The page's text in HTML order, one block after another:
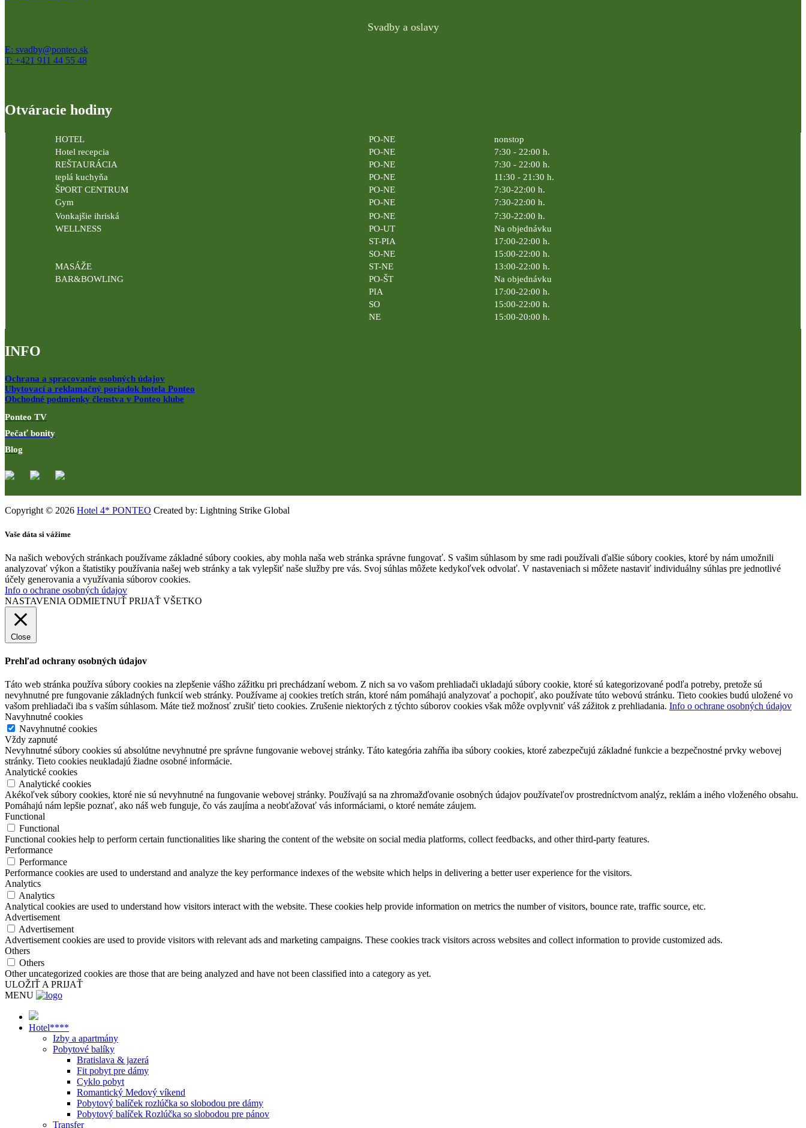
Svadby a oslavy
E: svadby@ponteo.sk
T: +421 911 44 55 48
Otváracie hodiny
HOTEL PO-NE
nonstop
Hotel recepcia
PO-NE
7:30 - 22:00 h.
REŠTAURÁCIA
PO-NE
7:30 - 22:00 h.
teplá kuchyňa
PO-NE
11:30 - 21:30 h.
ŠPORT CENTRUM
PO-NE
7:30-22:00 h.
Gym
PO-NE
7:30-22:00 h.
Vonkajšie ihriská
PO-NE
7:30-22:00 h.
WELLNESS
PO-UT
Na objednávku
ST-PIA
17:00-22:00 h.
SO-NE
15:00-22:00 h.
MASÁŽE
ST-NE
13:00-22:00 h.
BAR&BOWLING
PO-ŠT
Na objednávku
PIA
17:00-22:00 h.
SO
15:00-22:00 h.
NE
15:00-20:00 h.
INFO
Ochrana a spracovanie osobných údajov
Ubytovací a reklamačný poriadok hotela Ponteo
Obchodné podmienky členstva v Ponteo klube
Ponteo TV
Pečať bonity
Blog
Copyright © 2026 Hotel 4* PONTEO Created by: Lightning Strike Global
Vaše dáta si vážime
Na našich webových stránkach používame základné súbory cookies, aby mohla naša web stránka správne fungovať. S vašim súhlasom by sme radi používali ďalšie súbory cookies, ktoré by nám umožnili
analyzovať výkon a štatistiky používania našej web stránky a tak vylepšiť naše služby pre vás. Svoj súhlas môžete kedykoľvek odvolať. V nastaveniach si môžete nastaviť individuálny súhlas pre jednotlivé
účely generovania a využívania súborov cookies.
Info o ochrane osobných údajov
NASTAVENIA ODMIETNUŤ PRIJAŤ VŠETKO
Close
Prehľad ochrany osobných údajov
Táto web stránka používa súbory cookies na zlepšenie vášho zážitku pri prechádzaní webom. Z nich sa vo vašom prehliadači ukladajú súbory cookie, ktoré sú kategorizované podľa potreby, pretože sú
nevyhnutné pre fungovanie základných funkcií web stránky. Používame aj cookies tretích strán, ktoré nám pomáhajú analyzovať a pochopiť, ako používate túto webovú stránku. Tieto cookies budú uložené vo
vašom prehliadači iba s vaším súhlasom. Máte tiež možnosť zrušiť tieto cookies. Zrušenie niektorých z týchto súborov cookies však môže ovplyvniť váš zážitok z prehliadania. Info o ochrane osobných údajov
Navyhnutné cookies
Navyhnutné cookies
Vždy zapnuté
Nevyhnutné súbory cookies sú absolútne nevyhnutné pre správne fungovanie webovej stránky. Táto kategória zahŕňa iba súbory cookies, ktoré zabezpečujú základné funkcie a bezpečnostné prvky webovej
stránky. Tieto cookies neukladajú žiadne osobné informácie.
Analytické cookies
Analytické cookies
Akékoľvek súbory cookies, ktoré nie sú nevyhnutné na fungovanie webovej stránky. Používajú sa na zhromažďovanie osobných údajov používateľov prostredníctvom analýz, reklám a iného vloženého obsahu.
Pomáhajú nám lepšie poznať, ako náš web funguje, čo vás zaujíma a neobťažovať vás informáciami, o ktoré nemáte záujem.
Functional
Functional
Functional cookies help to perform certain functionalities like sharing the content of the website on social media platforms, collect feedbacks, and other third-party features.
Performance
Performance
Performance cookies are used to understand and analyze the key performance indexes of the website which helps in delivering a better user experience for the visitors.
Analytics
Analytics
Analytical cookies are used to understand how visitors interact with the website. These cookies help provide information on metrics the number of visitors, bounce rate, traffic source, etc.
Advertisement
Advertisement
Advertisement cookies are used to provide visitors with relevant ads and marketing campaigns. These cookies track visitors across websites and collect information to provide customized ads.
Others
Others
Other uncategorized cookies are those that are being analyzed and have not been classified into a category as yet.
ULOŽIŤ A PRIJAŤ
MENU
Hotel****
Izby a apartmány
Pobytové balíky
Bratislava & jazerá
Fit pobyt pre dámy
Cyklo pobyt
Romantický Medový víkend
Pobytový balíček rozlúčka so slobodou pre dámy
Pobytový balíček Rozlúčka so slobodou pre pánov
Transfer